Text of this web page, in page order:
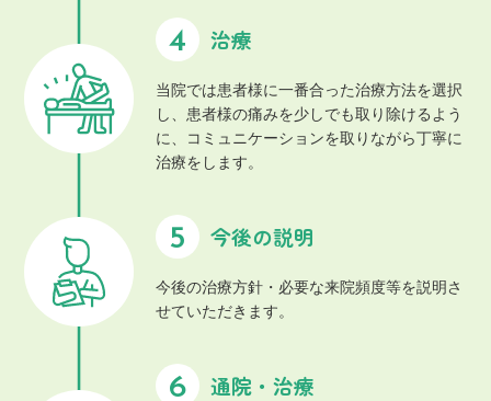
治療
当院では患者様に一番合った治療方法を選択
し、患者様の痛みを少しでも取り除けるよう
に、コミュニケーションを取りながら丁寧に
治療をします。
今後の説明
今後の治療方針・必要な来院頻度等を説明さ
せていただきます。
通院・治療